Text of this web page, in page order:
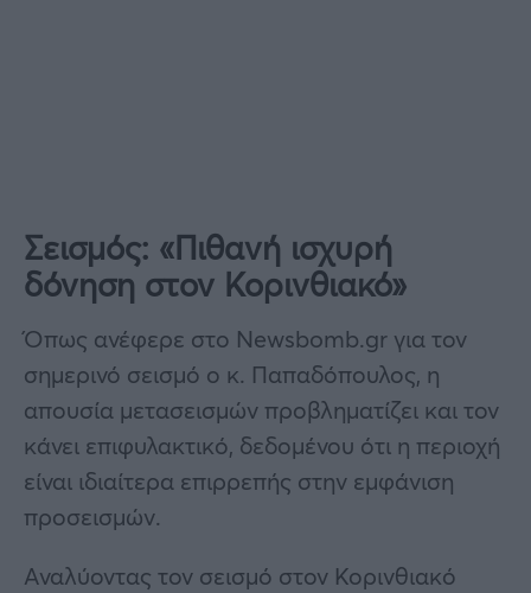
Σεισμός: «Πιθανή ισχυρή
δόνηση στον Κορινθιακό»
Όπως ανέφερε στο Newsbomb.gr για τον
σημερινό σεισμό ο κ. Παπαδόπουλος, η
απουσία μετασεισμών προβληματίζει και τον
κάνει επιφυλακτικό, δεδομένου ότι η περιοχή
είναι ιδιαίτερα επιρρεπής στην εμφάνιση
προσεισμών.
Αναλύοντας τον σεισμό στον Κορινθιακό